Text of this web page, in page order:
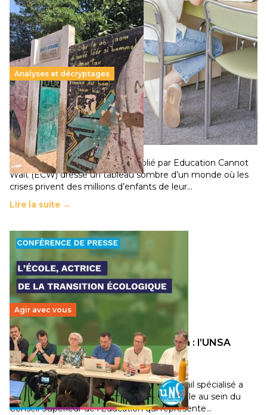
Analyses et décryptages
258 millions d’enfants victimes de la guerre, des
chocs climatiques et des déplacements de
population
11 juillet 2026- National
Un nouveau rapport mondial publié par Education Cannot
Wait (ECW) dresse un tableau sombre d’un monde où les
crises privent des millions d’enfants de leur…
Lire la suite →
Agir avec vous
Transition écologique de l’éducation : l’UNSA
Éducation fait bouger les lignes
30 juin 2026-National
Pendant plusieurs mois, un groupe de travail spécialisé a
travaillé sur la transition écologique de l’Ecole au sein du
Conseil Supérieur de l’Éducation qui représente…